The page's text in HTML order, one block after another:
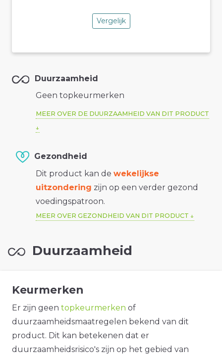
Vergelijk
Duurzaamheid
Geen topkeurmerken
MEER OVER DE DUURZAAMHEID VAN DIT PRODUCT
Gezondheid
Dit product kan de wekelijkse
uitzondering zijn op een verder gezond
voedingspatroon.
MEER OVER GEZONDHEID VAN DIT PRODUCT
Duurzaamheid
Keurmerken
Er zijn geen topkeurmerken of
duurzaamheidsmaatregelen bekend van dit
product. Dit kan betekenen dat er
duurzaamheidsrisico's zijn op het gebied van